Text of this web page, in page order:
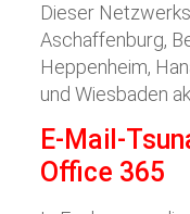
Dieser
Aschaffenburg,
Heppenheim,
und Wiesbaden
E-Mail-
Office 365